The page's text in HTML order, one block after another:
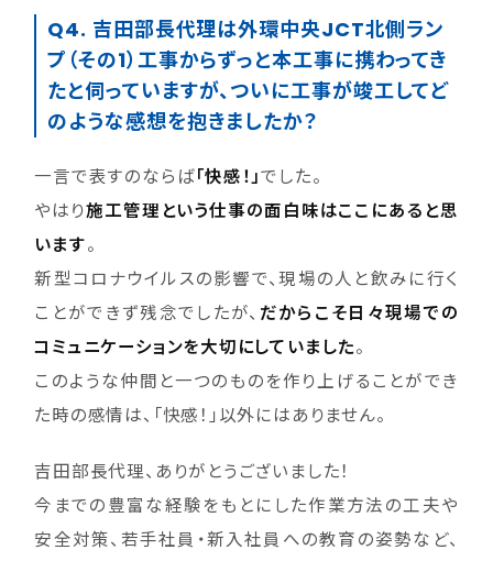
Q4. 吉田部長代理は外環中央JCT北側ラン
プ（その1）工事からずっと本工事に携わってき
たと伺っていますが、ついに工事が竣工してど
のような感想を抱きましたか？
一言で表すのならば「快感！」でした。
やはり施工管理という仕事の面白味はここにあると思
います。
新型コロナウイルスの影響で、現場の人と飲みに行く
ことができず残念でしたが、 だからこそ日々現場での
コミュニケーションを大切にしていました。
このような仲間と一つのものを作り上げることができ
た時の感情は、「快感！」以外にはありません。
吉田部長代理、ありがとうございました！
今までの豊富な経験をもとにした作業方法の工夫や
安全対策、若手社員・新入社員への教育の姿勢など、